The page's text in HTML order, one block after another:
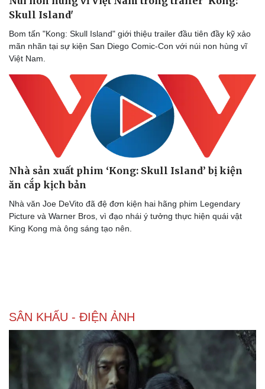
Ăn sạch sống khỏe
Skull Island'
Bom tấn "Kong: Skull Island" giới thiệu trailer đầu tiên đầy kỹ xảo
mãn nhãn tại sự kiện San Diego Comic-Con với núi non hùng vĩ
Việt Nam.
Nhà sản xuất phim ‘Kong: Skull Island’ bị kiện
ăn cắp kịch bản
Nhà văn Joe DeVito đã đệ đơn kiện hai hãng phim Legendary
Picture và Warner Bros, vì đạo nhái ý tưởng thực hiện quái vật
King Kong mà ông sáng tạo nên.
SÂN KHẤU - ĐIỆN ẢNH